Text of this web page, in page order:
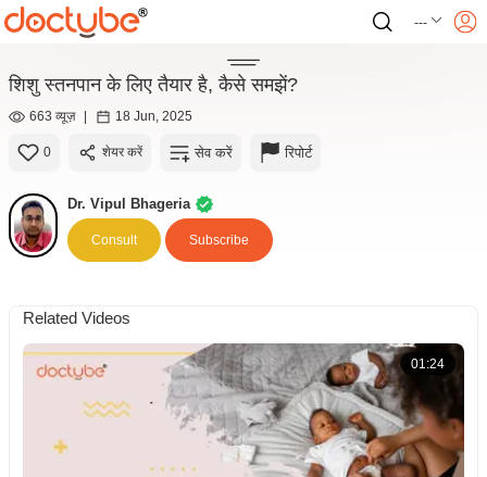
---
शिशु स्तनपान के लिए तैयार है, कैसे समझें?
663 व्यूज़ | 18 Jun, 2025
0 शेयर करें सेव करें रिपोर्ट
Dr. Vipul Bhageria
Consult Subscribe
Related Videos
01:24